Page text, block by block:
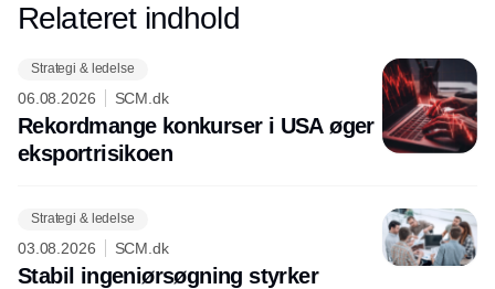
Annonce
Relateret indhold
Strategi & ledelse
06.08.2026 SCM.dk
Rekordmange konkurser i USA øger
eksport­risikoen
Strategi & ledelse
03.08.2026 SCM.dk
Stabil ingeniørsøgning styrker